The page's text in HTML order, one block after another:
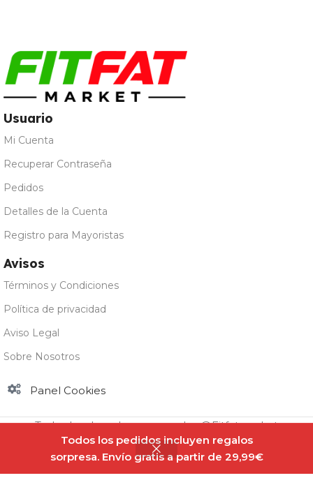
Todos los pedidos incluyen regalos
sorpresa. Envío gratis a partir de 29,99€
Usuario
Mi Cuenta
Recuperar Contraseña
Pedidos
Detalles de la Cuenta
Registro para Mayoristas
Avisos
Términos y Condiciones
Política de privacidad
Aviso Legal
Sobre Nosotros
Panel Cookies
Todos los derechos reservados @Fitfatmarket